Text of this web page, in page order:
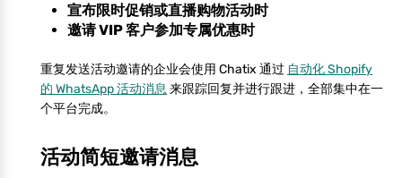
宣布限时促销或直播购物活动时
邀请 VIP 客户参加专属优惠时
重复发送活动邀请的企业会使用 Chatix 通过 自动化 Shopify
的 WhatsApp 活动消息 来跟踪回复并进行跟进，全部集中在一
个平台完成。
活动简短邀请消息